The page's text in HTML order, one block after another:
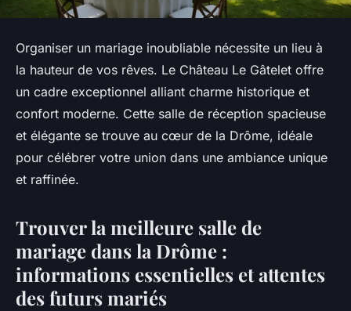
Organiser un mariage inoubliable nécessite un lieu à
la hauteur de vos rêves. Le Château Le Gâtelet offre
un cadre exceptionnel alliant charme historique et
confort moderne. Cette salle de réception spacieuse
et élégante se trouve au cœur de la Drôme, idéale
pour célébrer votre union dans une ambiance unique
et raffinée.
Trouver la meilleure salle de
mariage dans la Drôme :
informations essentielles et attentes
des futurs mariés